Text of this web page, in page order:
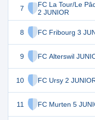
7
FC La Tour/Le
2 JUNIOR
8 FC Fribourg 3
9 FC Alterswil
10 FC Ursy 2
11 FC Murten 5
13
13
10
9
8